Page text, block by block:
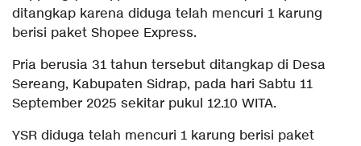
ditangkap karena diduga telah mencuri 1 karung
berisi paket Shopee Express.
Pria berusia 31 tahun tersebut ditangkap di Desa
Sereang, Kabupaten Sidrap, pada hari Sabtu 11
September 2025 sekitar pukul 12.10 WITA.
YSR diduga telah mencuri 1 karung berisi paket